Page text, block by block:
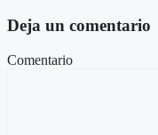
Deja un comentario
Comentario